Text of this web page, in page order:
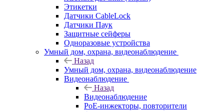
Этикетки
Датчики CableLock
Датчики Паук
Защитные сейферы
Одноразовые устройства
Умный дом, охрана, видеонаблюдение
Назад
Умный дом, охрана, видеонаблюдение
Видеонаблюдение
Назад
Видеонаблюдение
PoE-инжекторы, повторители